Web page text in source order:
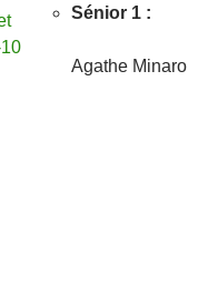
Sénior 1 :
Agathe Minaro